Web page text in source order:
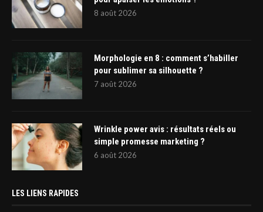
8 août 2026
Morphologie en 8 : comment s’habiller
pour sublimer sa silhouette ?
7 août 2026
Wrinkle power avis : résultats réels ou
simple promesse marketing ?
6 août 2026
LES LIENS RAPIDES